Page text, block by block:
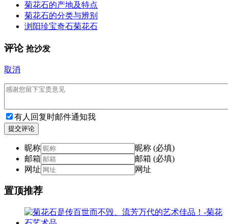
菊花石的产地及特点
菊花石的分类与辨别
浏阳珍宝奇石菊花石
评论 抢沙发
取消
有人回复时邮件通知我
提交评论
昵称
昵称 (必填)
邮箱
邮箱 (必填)
网址
网址
置顶推荐